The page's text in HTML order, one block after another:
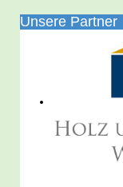
Unsere Partner